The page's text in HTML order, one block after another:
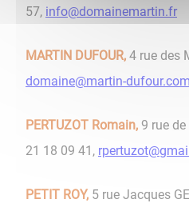
57, info@domainemartin.fr
MARTIN DUFOUR, 4 rue des
domaine@martin-dufour.com
PERTUZOT Romain, 9 rue
21 18 09 41,
PETIT ROY, 5 rue Jacques